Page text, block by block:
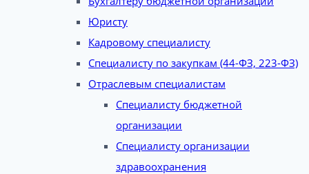
Юристу
Кадровому специалисту
Специалисту по закупкам (44-ФЗ, 223-ФЗ)
Отраслевым специалистам
Специалисту бюджетной
организации
Специалисту организации
здравоохранения